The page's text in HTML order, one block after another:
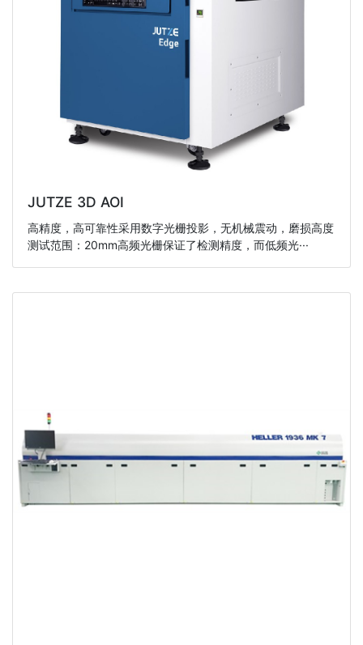
JUTZE 3D AOI
高精度，高可靠性采用数字光栅投影，无机械震动，磨损高度
测试范围：20mm高频光栅保证了检测精度，而低频光···